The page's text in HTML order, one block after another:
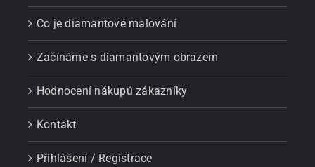
Co je diamantové malování
Začínáme s diamantovým obrazem
Hodnocení nákupů zákazníky
Kontakt
Přihlášení / Registrace